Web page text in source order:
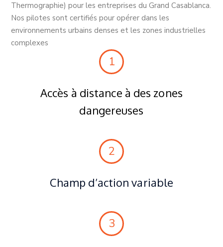
Thermographie) pour les entreprises du Grand Casablanca.
Nos pilotes sont certifiés pour opérer dans les
environnements urbains denses et les zones industrielles
complexes
1
Accès à distance à des zones
dangereuses
2
Champ d’action variable
3